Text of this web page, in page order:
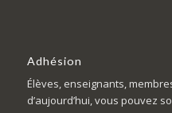
Adhésion
Élèves, enseignants,
d’aujourd’hui, vous pouvez